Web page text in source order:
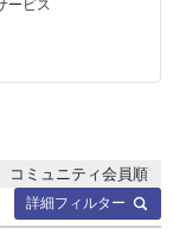
、垂直50～85H
、垂直24Hz/30
ービス
詳細フィルター
コミュニティ会員順